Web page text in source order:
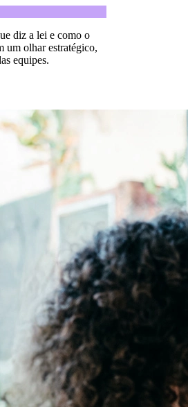
diz a lei e como o
um olhar estratégico,
equipes.